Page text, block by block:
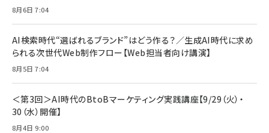
年後半、あなたの恋と運命／山田涼介]
￥880
【New】Amazon Fire TV Stick HD | 手軽にスト
レイヤー
￥6,980
Anker Soundcore P31i (Bluetooth 6.1) 【完
全ワイヤレスイヤホン/アクティブノイズキャンセリ
ング/マルチポイント接続 / 最大50時間再生 / PSE
ケーブル Anker絡まないケーブル 240W 結束バン
17 / 16 / 15 / Galaxy iPad Pro MacBook
Pro/Air 各種対応 (1.8m ミッドナイトブラック)
￥1,890
8月6日 7:04
AI検索時代“選ばれるブランド”はどう作る？／生成AI時代に求め
られる次世代Web制作フロー【Web担当者向け講演】
8月5日 7:04
＜第3回＞AI時代のBtoBマーケティング実践講座【9/29（火）・
30（水）開催】
8月4日 9:00